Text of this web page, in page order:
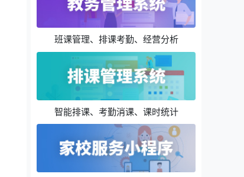
班课管理、排课考勤、经营分析
智能排课、考勤消课、课时统计